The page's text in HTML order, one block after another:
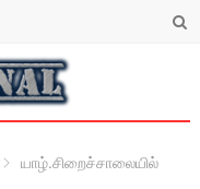
யாழ்.சிறைச்சாலையில்